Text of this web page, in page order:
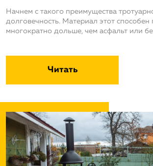
Начнем с такого преимущества
долговечность. Материал этот способен
многократно дольше, чем асфальт или
Читать